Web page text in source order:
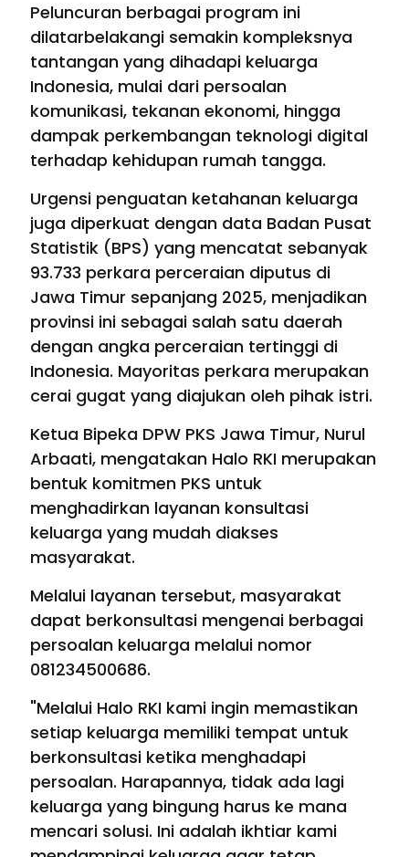
Peluncuran berbagai program ini
dilatarbelakangi semakin kompleksnya
tantangan yang dihadapi keluarga
Indonesia, mulai dari persoalan
komunikasi, tekanan ekonomi, hingga
dampak perkembangan teknologi digital
terhadap kehidupan rumah tangga.
Urgensi penguatan ketahanan keluarga
juga diperkuat dengan data Badan Pusat
Statistik (BPS) yang mencatat sebanyak
93.733 perkara perceraian diputus di
Jawa Timur sepanjang 2025, menjadikan
provinsi ini sebagai salah satu daerah
dengan angka perceraian tertinggi di
Indonesia. Mayoritas perkara merupakan
cerai gugat yang diajukan oleh pihak istri.
Ketua Bipeka DPW PKS Jawa Timur, Nurul
Arbaati, mengatakan Halo RKI merupakan
bentuk komitmen PKS untuk
menghadirkan layanan konsultasi
keluarga yang mudah diakses
masyarakat.
Melalui layanan tersebut, masyarakat
dapat berkonsultasi mengenai berbagai
persoalan keluarga melalui nomor
081234500686.
"Melalui Halo RKI kami ingin memastikan
setiap keluarga memiliki tempat untuk
berkonsultasi ketika menghadapi
persoalan. Harapannya, tidak ada lagi
keluarga yang bingung harus ke mana
mencari solusi. Ini adalah ikhtiar kami